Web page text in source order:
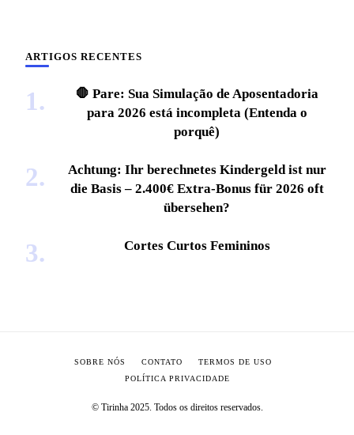
ARTIGOS RECENTES
🛑 Pare: Sua Simulação de Aposentadoria
para 2026 está incompleta (Entenda o
porquê)
Achtung: Ihr berechnetes Kindergeld ist nur
die Basis – 2.400€ Extra-Bonus für 2026 oft
übersehen?
Cortes Curtos Femininos
© Tirinha 2025. Todos os direitos reservados.
SOBRE NÓS CONTATO
TERMOS DE USO
POLÍTICA PRIVACIDADE